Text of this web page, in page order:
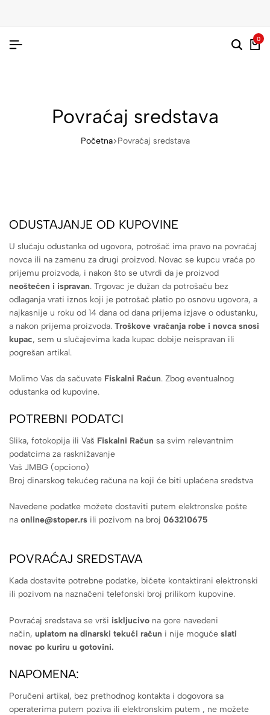
0
Povraćaj sredstava
Početna Povraćaj sredstava
ODUSTAJANJE OD KUPOVINE
U slučaju odustanka od ugovora, potrošač ima pravo na povraćaj
novca ili na zamenu za drugi proizvod. Novac se kupcu vraća po
prijemu proizvoda, i nakon što se utvrdi da je proizvod
neoštećen i ispravan. Trgovac je dužan da potrošaču bez
odlaganja vrati iznos koji je potrošač platio po osnovu ugovora, a
najkasnije u roku od 14 dana od dana prijema izjave o odustanku,
a nakon prijema proizvoda. Troškove vraćanja robe i novca snosi
kupac, sem u slučajevima kada kupac dobije neispravan ili
pogrešan artikal.
Molimo Vas da sačuvate Fiskalni Račun. Zbog eventualnog
odustanka od kupovine.
POTREBNI PODATCI
Slika, fotokopija ili Vaš Fiskalni Račun sa svim relevantnim
podatcima za rasknižavanje
Vaš JMBG (opciono)
Broj dinarskog tekućeg računa na koji će biti uplaćena sredstva
Navedene podatke možete dostaviti putem elektronske pošte
na online@stoper.rs ili pozivom na broj 063210675
POVRAĆAJ SREDSTAVA
Kada dostavite potrebne podatke, bićete kontaktirani elektronski
ili pozivom na naznačeni telefonski broj prilikom kupovine.
Povraćaj sredstava se vrši iskljucivo na gore navedeni
način, uplatom na dinarski tekući račun i nije moguće slati
novac po kuriru u gotovini.
NAPOMENA:
Poručeni artikal, bez prethodnog kontakta i dogovora sa
operaterima putem poziva ili elektronskim putem , ne možete